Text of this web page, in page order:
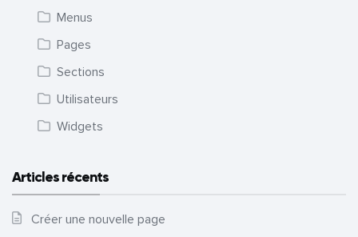
Menus
Pages
Sections
Utilisateurs
Widgets
Articles récents
Créer une nouvelle page